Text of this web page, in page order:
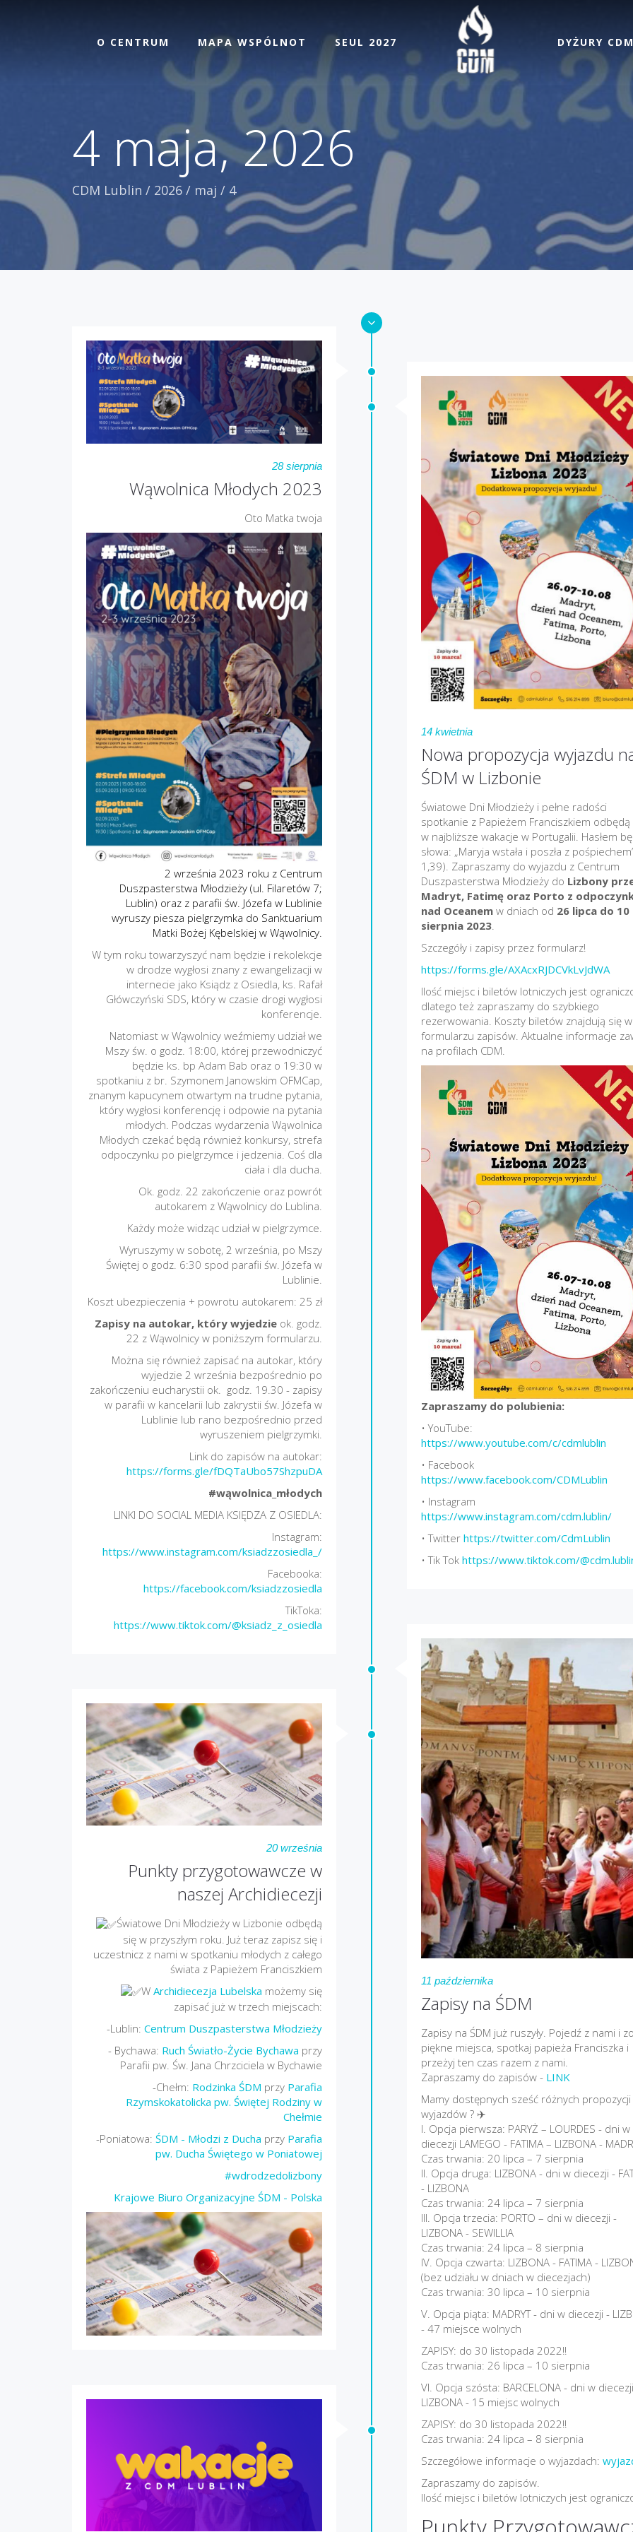
O CENTRUM MAPA WSPÓLNOT SEUL 2027 DYŻURY
4 maja, 2026
CDM Lublin / 2026 / maj / 4
28 sierpnia
Wąwolnica Młodych 2023
Oto Matka twoja
2 września 2023 roku z Centrum
Duszpasterstwa Młodzieży (ul. Filaretów 7;
Lublin) oraz z parafii św. Józefa w Lublinie
wyruszy piesza pielgrzymka do Sanktuarium
Matki Bożej Kębelskiej w Wąwolnicy.
W tym roku towarzyszyć nam będzie i rekolekcje
w drodze wygłosi znany z ewangelizacji w
internecie jako Ksiądz z Osiedla, ks. Rafał
Główczyński SDS, który w czasie drogi wygłosi
konferencje.
Natomiast w Wąwolnicy weźmiemy udział we
Mszy św. o godz. 18:00, której przewodniczyć
będzie ks. bp Adam Bab oraz o 19:30 w
spotkaniu z br. Szymonem Janowskim OFMCap,
znanym kapucynem otwartym na trudne pytania,
który wygłosi konferencję i odpowie na pytania
młodych. Podczas wydarzenia Wąwolnica
Młodych czekać będą również konkursy, strefa
odpoczynku po pielgrzymce i jedzenia. Coś dla
ciała i dla ducha.
Ok. godz. 22 zakończenie oraz powrót
autokarem z Wąwolnicy do Lublina.
Każdy może widząc udział w pielgrzymce.
Wyruszymy w sobotę, 2 września, po Mszy
Świętej o godz. 6:30 spod parafii św. Józefa w
Lublinie.
Koszt ubezpieczenia + powrotu autokarem: 25 zł
Zapisy na autokar, który wyjedzieok. godz.
22 z Wąwolnicy w poniższym formularzu.
Można się również zapisać na autokar, który
wyjedzie 2 września bezpośrednio po
zakończeniu eucharystii ok. godz. 19.30 - zapisy
w parafii w kancelarii lub zakrystii św. Józefa w
Lublinie lub rano bezpośrednio przed
wyruszeniem pielgrzymki.
Link do zapisów na autokar:
https://forms.gle/fDQTaUbo57ShzpuDA
#wąwolnica_młodych
LINKI DO SOCIAL MEDIA KSIĘDZA Z OSIEDLA:
Instagram:
https://www.instagram.com/ksiadzzosiedla_/
Facebooka:
https://facebook.com/ksiadzzosiedla
TikToka:
https://www.tiktok.com/@ksiadz_z_osiedla
14 kwietnia
Nowa propozycja wyjazdu
ŚDM w Lizbonie
Światowe Dni Młodzieży i pełne radości
spotkanie z Papieżem Franciszkiem odbędą
w najbliższe wakacje w Portugalii. Hasłem
słowa: „Maryja wstała i poszła z
1,39). Zapraszamy do wyjazdu z Centrum
Duszpasterstwa Młodzieży do Lizbony
Madryt, Fatimę oraz Porto z
nad Oceanemw dniach od 26 lipca do 10
sierpnia 2023.
Szczegóły i zapisy przez formularz!
https://forms.gle/AXAcxRJDCVkLvJdWA
Ilość miejsc i biletów lotniczych jest
dlatego też zapraszamy do szybkiego
rezerwowania. Koszty biletów znajdują się w
formularzu zapisów. Aktualne informacje
na profilach CDM.
Zapraszamy do polubienia:
• YouTube:
https://www.youtube.com/c/cdmlublin
• Facebook
https://www.facebook.com/CDMLublin
• Instagram
https://www.instagram.com/cdm.lublin/
• Twitter https://twitter.com/CdmLublin
• Tik Tok https://www.tiktok.com/
11 października
Zapisy na ŚDM
Zapisy na ŚDM już ruszyły. Pojedź z nami i
piękne miejsca, spotkaj papieża Franciszka i
przeżyj ten czas razem z nami.
Zapraszamy do zapisów - LINK
Mamy dostępnych sześć różnych propozycji
wyjazdów ? ✈️
I. Opcja pierwsza: PARYŻ – LOURDES - dni w
diecezji LAMEGO - FATIMA – LIZBONA -
Czas trwania: 20 lipca – 7 sierpnia
II. Opcja druga: LIZBONA - dni w diecezji -
- LIZBONA
Czas trwania: 24 lipca – 7 sierpnia
III. Opcja trzecia: PORTO – dni w diecezji -
LIZBONA - SEWILLIA
Czas trwania: 24 lipca – 8 sierpnia
IV. Opcja czwarta: LIZBONA - FATIMA -
(bez udziału w dniach w diecezjach)
Czas trwania: 30 lipca – 10 sierpnia
V. Opcja piąta: MADRYT - dni w diecezji -
- 47 miejsce wolnych
ZAPISY: do 30 listopada 2022!!
Czas trwania: 26 lipca – 10 sierpnia
VI. Opcja szósta: BARCELONA - dni w
LIZBONA - 15 miejsc wolnych
ZAPISY: do 30 listopada 2022!!
Czas trwania: 24 lipca – 8 sierpnia
Szczegółowe informacje o wyjazdach:
Zapraszamy do zapisów.
Ilość miejsc i biletów lotniczych jest
20 września
Punkty przygotowawcze w
naszej Archidiecezji
Światowe Dni Młodzieży w Lizbonie odbędą
się w przyszłym roku. Już teraz zapisz się i
uczestnicz z nami w spotkaniu młodych z całego
świata z Papieżem Franciszkiem
W Archidiecezja Lubelska możemy się
zapisać już w trzech miejscach:
-Lublin: Centrum Duszpasterstwa Młodzieży
- Bychawa: Ruch Światło-Życie Bychawa przy
Parafii pw. Św. Jana Chrzciciela w Bychawie
-Chełm: Rodzinka ŚDM przy Parafia
Rzymskokatolicka pw. Świętej Rodziny w
Chełmie
-Poniatowa: ŚDM - Młodzi z Ducha przy Parafia
pw. Ducha Świętego w Poniatowej
#wdrodzedolizbony
Krajowe Biuro Organizacyjne ŚDM - Polska